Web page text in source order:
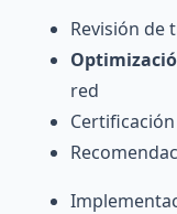
Revisión de
red